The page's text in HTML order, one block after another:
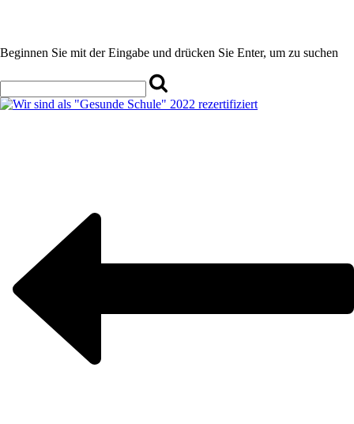
Beginnen Sie mit der Eingabe und drücken Sie Enter, um zu suchen